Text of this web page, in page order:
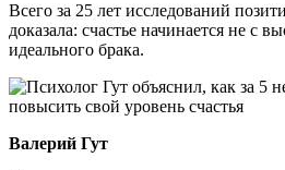
Всего за 25 лет исследований
доказала: счастье начинается не с
идеального брака.
Валерий Гут